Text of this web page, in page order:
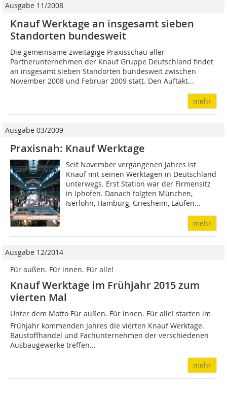
Ausgabe 11/2008
Knauf Werktage an insgesamt sieben
Standorten bundesweit
Die gemeinsame zweitägige Praxisschau aller
Partnerunternehmen der Knauf Gruppe Deutschland findet
an insgesamt sieben Standorten bundesweit zwischen
November 2008 und Februar 2009 statt. Den Auftakt...
mehr
Ausgabe 03/2009
Praxisnah: Knauf Werktage
Seit November vergangenen Jahres ist
Knauf mit seinen Werktagen in Deutschland
un­terwegs. Erst Station war der Firmensitz
in Iphofen. Danach folgten München,
Iserlohn, Hamburg, Griesheim, Laufen...
mehr
Ausgabe 12/2014
Für außen. Für innen. Für alle!
Knauf Werktage im Frühjahr 2015 zum
vierten Mal
Unter dem Motto Für außen. Für innen. Für alle! starten im
Frühjahr kommenden Jahres die vierten Knauf Werktage.
Baustoffhandel und Fachunternehmen der verschiedenen
Ausbaugewerke treffen...
mehr